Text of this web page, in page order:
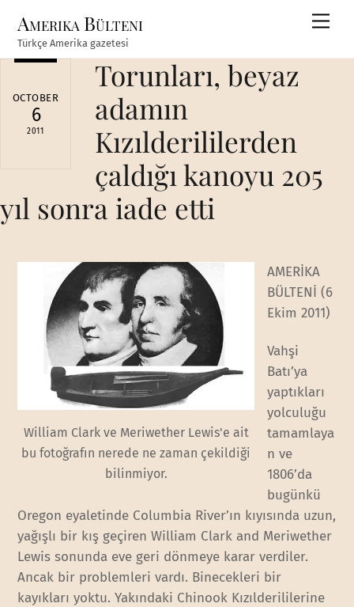
content
Amerika Bülteni
Türkçe Amerika gazetesi
OCTOBER
6
2011
Torunları, beyaz
adamın
Kızılderililerden
çaldığı kanoyu 205
yıl sonra iade etti
William Clark ve Meriwether Lewis'e ait
bu fotoğrafın nerede ne zaman çekildiği
bilinmiyor.
AMERİKA
BÜLTENİ (6
Ekim 2011)
Vahşi
Batı’ya
yaptıkları
yolculuğu
tamamlaya
n ve
1806’da
bugünkü
Oregon eyaletinde Columbia River’ın kıyısında uzun,
yağışlı bir kış geçiren William Clark and Meriwether
Lewis sonunda eve geri dönmeye karar verdiler.
Ancak bir problemleri vardı. Binecekleri bir
kayıkları yoktu. Yakındaki Chinook Kızılderililerine